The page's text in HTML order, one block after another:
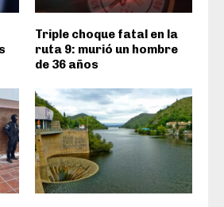
Triple choque fatal en la
ruta 9: murió un hombre
de 36 años